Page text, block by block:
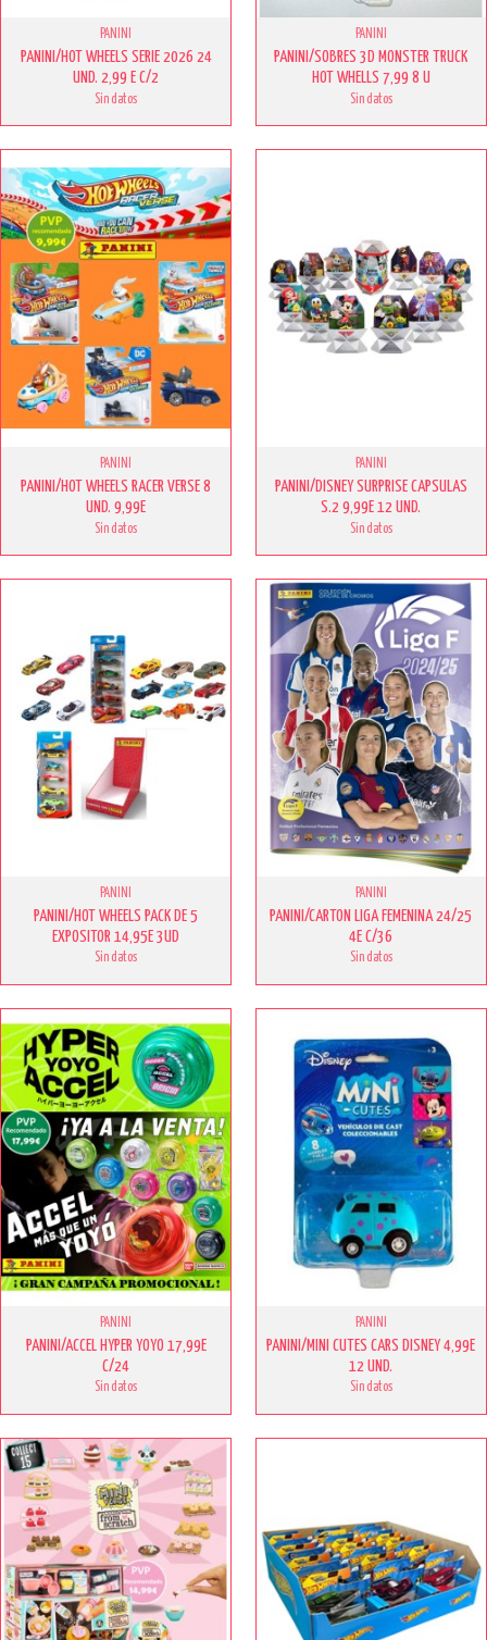
PANINI
PANINI/HOT WHEELS SERIE 2026 24
UND. 2,99 E C/2
Sin datos
PANINI
PANINI/SOBRES 3D MONSTER TRUCK
HOT WHELLS 7,99 8 U
Sin datos
PANINI
PANINI/HOT WHEELS RACER VERSE 8
UND. 9,99E
Sin datos
PANINI
PANINI/DISNEY SURPRISE CAPSULAS
S.2 9,99E 12 UND.
Sin datos
PANINI
PANINI/HOT WHEELS PACK DE 5
EXPOSITOR 14,95E 3UD
Sin datos
PANINI
PANINI/CARTON LIGA FEMENINA 24/25
4E C/36
Sin datos
PANINI
PANINI/ACCEL HYPER YOYO 17,99E
C/24
Sin datos
PANINI
PANINI/MINI CUTES CARS DISNEY 4,99E
12 UND.
Sin datos